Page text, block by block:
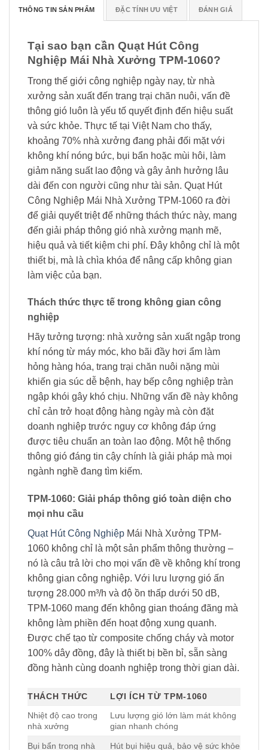
Quạt hút công nghiệp mái nhà
Liên hệ nhận giá
Chi tiết
THÔNG TIN SẢN PHẨM ĐẶC TÍNH ƯU VIỆT ĐÁNH GIÁ
Tại sao bạn cần Quạt Hút Công
Nghiệp Mái Nhà Xưởng TPM-1060?
Trong thế giới công nghiệp ngày nay, từ nhà
xưởng sản xuất đến trang trại chăn nuôi, vấn đề
thông gió luôn là yếu tố quyết định đến hiệu suất
và sức khỏe. Thực tế tại Việt Nam cho thấy,
khoảng 70% nhà xưởng đang phải đối mặt với
không khí nóng bức, bụi bẩn hoặc mùi hôi, làm
giảm năng suất lao động và gây ảnh hưởng lâu
dài đến con người cũng như tài sản. Quạt Hút
Công Nghiệp Mái Nhà Xưởng TPM-1060 ra đời
để giải quyết triệt để những thách thức này, mang
đến giải pháp thông gió nhà xưởng mạnh mẽ,
hiệu quả và tiết kiệm chi phí. Đây không chỉ là một
thiết bị, mà là chìa khóa để nâng cấp không gian
làm việc của bạn.
Thách thức thực tế trong không gian công
nghiệp
Hãy tưởng tượng: nhà xưởng sản xuất ngập trong
khí nóng từ máy móc, kho bãi đầy hơi ẩm làm
hỏng hàng hóa, trang trại chăn nuôi nặng mùi
khiến gia súc dễ bệnh, hay bếp công nghiệp tràn
ngập khói gây khó chịu. Những vấn đề này không
chỉ cản trở hoạt động hàng ngày mà còn đặt
doanh nghiệp trước nguy cơ không đáp ứng
được tiêu chuẩn an toàn lao động. Một hệ thống
thông gió đáng tin cậy chính là giải pháp mà mọi
ngành nghề đang tìm kiếm.
TPM-1060: Giải pháp thông gió toàn diện cho
mọi nhu cầu
Quạt Hút Công Nghiệp Mái Nhà Xưởng TPM-
1060 không chỉ là một sản phẩm thông thường –
nó là câu trả lời cho mọi vấn đề về không khí trong
không gian công nghiệp. Với lưu lượng gió ấn
tượng 28.000 m³/h và độ ồn thấp dưới 50 dB,
TPM-1060 mang đến không gian thoáng đãng mà
không làm phiền đến hoạt động xung quanh.
Được chế tạo từ composite chống cháy và motor
100% dây đồng, đây là thiết bị bền bỉ, sẵn sàng
đồng hành cùng doanh nghiệp trong thời gian dài.
THÁCH THỨC
LỢI ÍCH TỪ TPM-1060
Nhiệt độ cao trong
nhà xưởng
Lưu lượng gió lớn làm mát không
gian nhanh chóng
Bụi bẩn trong nhà Hút bụi hiệu quả, bảo vệ sức khỏe